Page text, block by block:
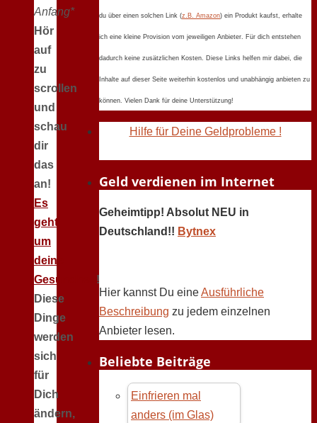
Anfang*
Hör
auf
zu
scrollen
und
schau
dir
das
an!
Es
geht
um
deine
Gesundheit !
Diese
Dinge
werden
sich
für
Dich
ändern,
du über einen solchen Link (z.B. Amazon) ein Produkt kaufst, erhalte
ich eine kleine Provision vom jeweiligen Anbieter. Für dich entstehen
dadurch keine zusätzlichen Kosten. Diese Links helfen mir dabei, die
Inhalte auf dieser Seite weiterhin kostenlos und unabhängig anbieten zu
können. Vielen Dank für deine Unterstützung!
Hilfe für Deine Geldprobleme !
Geld verdienen im Internet
Geheimtipp! Absolut NEU in
Deutschland!! Bytnex
Hier kannst Du eineAusführliche
Beschreibung zu jedem einzelnen
Anbieter lesen.
Beliebte Beiträge
Einfrieren mal
anders (im Glas)